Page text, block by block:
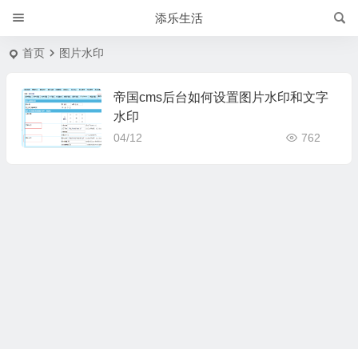
添乐生活
首页 图片水印
帝国cms后台如何设置图片水印和文字
水印
04/12 762